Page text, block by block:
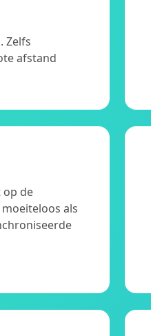
Zelfs
afstand
op de
als